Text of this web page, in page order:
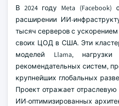
В 2024 году Meta
расширении ИИ-
тысяч серверов с ускорением
своих ЦОД в США. Эти
моделей Llama,
рекомендательных систем,
крупнейших глобальных
Проект отражает
ИИ-оптимизированных